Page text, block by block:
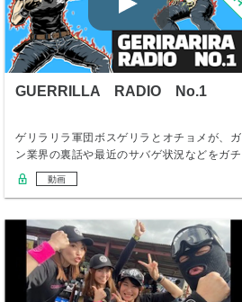
GUERRILLA RADIO No.1
ゲリラリラ軍団ボスゲリラとオチョメが、ガ
ン業界の裏話や最近のサバゲ状況などをガチ
トーク！ …
動画